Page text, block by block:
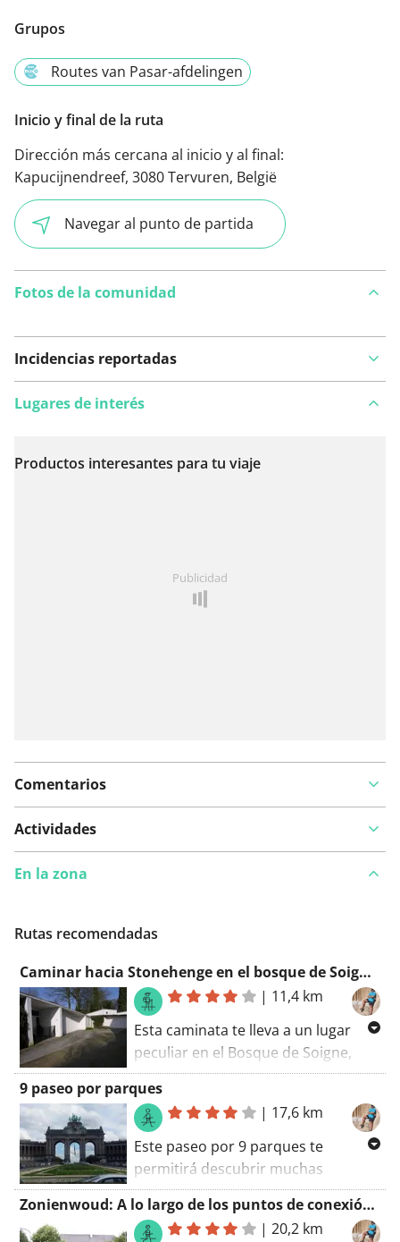
Grupos
Routes van Pasar-afdelingen
Inicio y final de la ruta
Dirección más cercana al inicio y al final:
Kapucijnendreef, 3080 Tervuren, België
Navegar al punto de partida
Fotos de la comunidad
Incidencias reportadas
Ver en el mapa
Lugares de interés
Productos interesantes para tu viaje
Publicidad
Comentarios
Actividades
En la zona
Rutas recomendadas
Caminar hacia Stonehenge en el bosque de Soignes (frase más sabia)
| 11,4 km
Esta caminata te lleva a un lugar
peculiar en el Bosque de Soigne,
conocido como el Stonehenge del
Bosque de Soigne. La verdad es algo
"más joven" que el verdadero
Stonehenge, pero eso no lo hace
menos divertido de descubrir.
9 paseo por parques
| 17,6 km
Este paseo por 9 parques te
permitirá descubrir muchas
historias desconocidas de Bruselas.
Como la historia del resistente
Youra Livschitz que fue asesinado
Zonienwoud: A lo largo de los puntos de conexión más populares
|20,2 km